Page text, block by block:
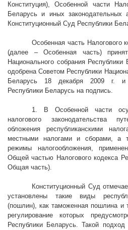
Конституция), Особенной части
Беларусь и иных законодательных
Конституционный Суд Республики
Особенная часть Налогового
(далее – Особенная часть)
Национального собрания
одобрена Советом Республики
Беларусь 18 декабря 2009 г. и
Республики Беларусь на подпись.
1. В Особенной части
налогового законодательства
обложения республиканскими
местными налогами и сборами, а
режимы налогообложения,
Общей частью Налогового кодекса
Общая часть).
Конституционный Суд
установлены такие виды
(пошлин), как таможенная пошлина и
регулирование которых
Республики Беларусь. Такой